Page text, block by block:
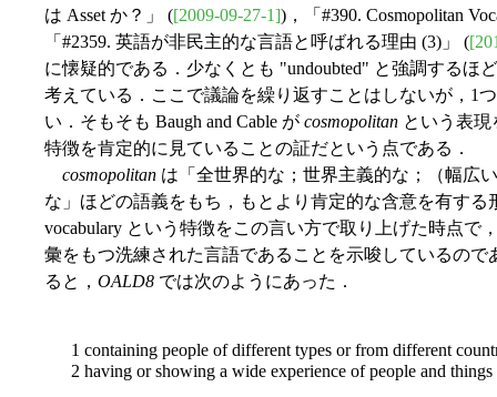
は Asset か？」 ([2009-09-27-1])，「#390. Cosmopolitan
「#2359. 英語が非民主的な言語と呼ばれる理由 (3)」 (
に懐疑的である．少なくとも "undoubted" と強調するほ
考えている．ここで議論を繰り返すことはしないが，1
い．そもそも Baugh and Cable が cosmopolitan という表
特徴を肯定的に見ていることの証だという点である．
cosmopolitan は「全世界的な；世界主義的な；（幅広
な」ほどの語義をもち，もとより肯定的な含意を有する
vocabulary という特徴をこの言い方で取り上げた時点で
彙をもつ洗練された言語であることを示唆しているの
ると， OALD8 では次のようにあった．
1 containing people of different types or from different
2 having or showing a wide experience of people and